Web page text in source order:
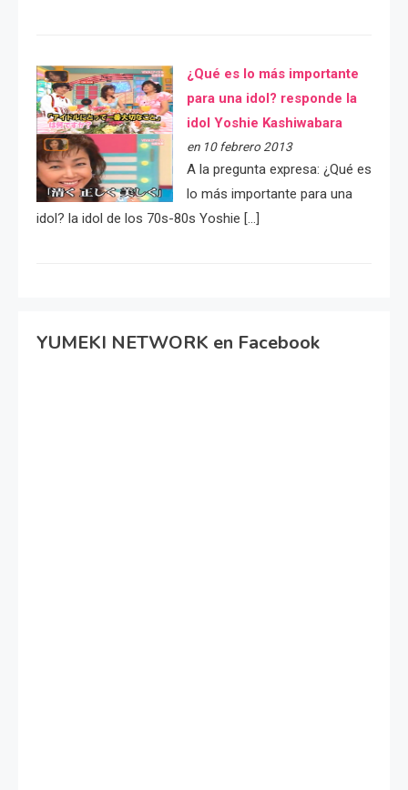
¿Qué es lo más importante
para una idol? responde la
idol Yoshie Kashiwabara
en 10 febrero 2013
A la pregunta expresa: ¿Qué es
lo más importante para una
idol? la idol de los 70s-80s Yoshie […]
YUMEKI NETWORK en Facebook